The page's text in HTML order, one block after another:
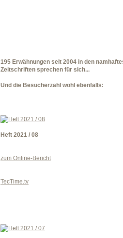
195 Erwähnungen seit 2004 in den
Zeitschriften sprechen für sich...
Und die Besucherzahl wohl ebenfalls:
Heft 2021 / 08
zum Online-Bericht
TecTime.tv